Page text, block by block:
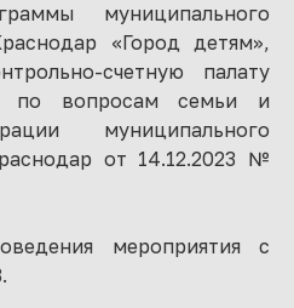
муниципального
«Город детям»,
счетную палату
по вопросам семьи и
муниципального
от 14.12.2023 №
мероприятия с